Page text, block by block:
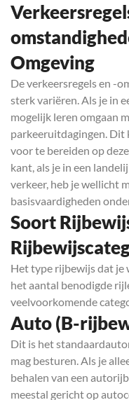
Omgeving
De verkeersregels en -
sterk variëren. Als je in
mogelijk leren omgaan
parkeeruitdagingen. Dit
voor te bereiden op
kant, als je in een
verkeer, heb je wellicht
basisvaardigheden
Soort
Het type rijbewijs dat je
het aantal benodigde
veelvoorkomende
Auto (B-
Dit is het
mag besturen. Als je
behalen van een
meestal gericht op